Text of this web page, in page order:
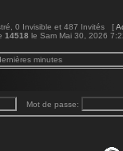
0 Invisible et 487 Invités [
14518 le Sam Mai 30, 2026
minutes
Mot de passe: